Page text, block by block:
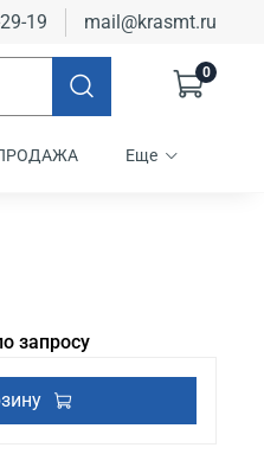
19 mail@krasmt.ru
0
Еще
запросу